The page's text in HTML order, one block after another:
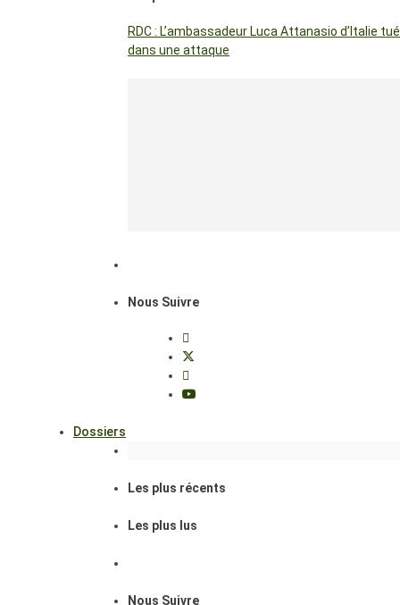
RDC : L’ambassadeur Luca Attanasio d’Italie tué
dans une attaque
Nous Suivre
Dossiers
Les plus récents
Les plus lus
Nous Suivre